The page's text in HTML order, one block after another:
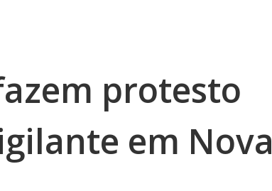
protesto
em Nova